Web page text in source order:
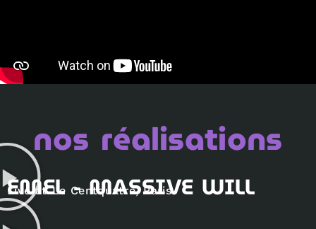
nos réalisations
EMEL - MASSIVE WILL
Live at Le Centquatre, Paris